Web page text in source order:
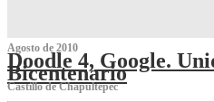
Agosto de 2010
Doodle 4, Google.
Bicentenario
Castillo de Chapultepec